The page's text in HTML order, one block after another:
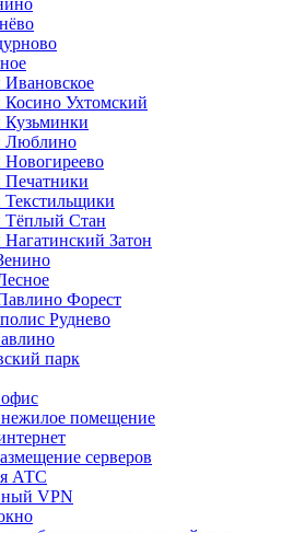
Ивановское
Косино Ухтомский
Кузьминки
Люблино
Новогиреево
Печатники
Текстильщики
Тёплый Стан
Нагатинский Затон
Форест
Руднево
парк
помещение
серверов
АТС
VPN